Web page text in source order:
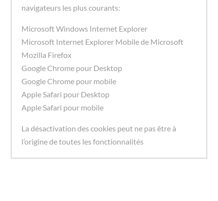
navigateurs les plus courants:
Microsoft Windows Internet Explorer
Microsoft Internet Explorer Mobile de Microsoft
Mozilla Firefox
Google Chrome pour Desktop
Google Chrome pour mobile
Apple Safari pour Desktop
Apple Safari pour mobile
La désactivation des cookies peut ne pas être à
l’origine de toutes les fonctionnalités